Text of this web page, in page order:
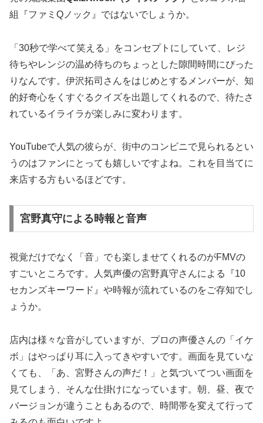
組『ファミQノック』ではないでしょうか。
「30秒で学べて笑える」をコンセプトにしていて、レジ
待ちやレンジの温め待ちのちょっとした隙間時間にぴった
りなんです。伊沢拓司さんをはじめとするメンバーが、知
的好奇心をくすぐるクイズを出題してくれるので、待たさ
れているイライラが楽しみに変わります。
YouTubeで人気の彼らが、街中のコンビニで見られるとい
うのはファンにとっても嬉しいですよね。これを目当てに
来店する方もいるほどです。
宮野真守による時報と音声
視覚だけでなく「音」でも楽しませてくれるのがFMVの
すごいところです。人気声優の宮野真守さんによる『10
セカンズキーワード』や時報が流れているのをご存知でし
ょうか。
店内は様々な音がしていますが、プロの声優さんの「イケ
ボ」はやっぱり耳に入ってきやすいです。画面を見ていな
くても、「あ、宮野さんの声だ！」と気づいてつい画面を
見てしまう、そんな仕掛けになっています。朝、昼、夜で
バージョンが違うこともあるので、時間帯を変えて行って